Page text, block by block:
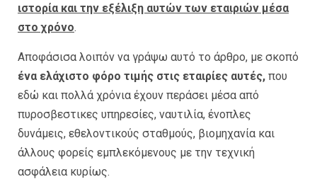
ιστορία και την εξέλιξη αυτών των εταιριών μέσα
στο χρόνο.
Αποφάσισα λοιπόν να γράψω αυτό το άρθρο, με σκοπό
ένα ελάχιστο φόρο τιμής στις εταιρίες αυτές, που
εδώ και πολλά χρόνια έχουν περάσει μέσα από
πυροσβεστικες υπηρεσίες, ναυτιλία, ένοπλες
δυνάμεις, εθελοντικούς σταθμούς, βιομηχανία και
άλλους φορείς εμπλεκόμενους με την τεχνική
ασφάλεια κυρίως.